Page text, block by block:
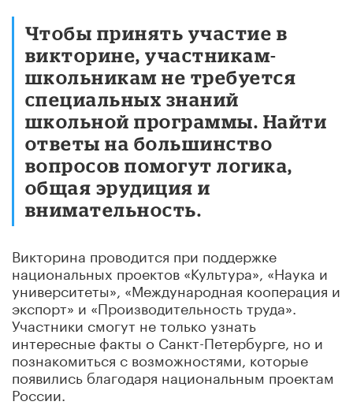
Чтобы принять участие в
викторине, участникам-
школьникам не требуется
специальных знаний
школьной программы. Найти
ответы на большинство
вопросов помогут логика,
общая эрудиция и
внимательность.
Викторина проводится при поддержке
национальных проектов «Культура», «Наука и
университеты», «Международная кооперация и
экспорт» и «Производительность труда».
Участники смогут не только узнать
интересные факты о Санкт-Петербурге, но и
познакомиться с возможностями, которые
появились благодаря национальным проектам
России.